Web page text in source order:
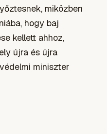
miközben
hogy baj
kellett ahhoz,
újra és újra
miniszter